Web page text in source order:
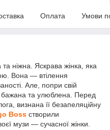
Оплата Умови
ніжна. Яскрава жінка, яка
Вона — втілення
Але, попри свій
бажана та улюблена. Перед
визнана її безапеляційну
Boss створили
музи — сучасної жінки.